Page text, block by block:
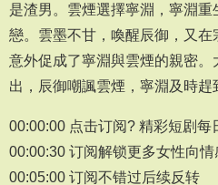
是渣男。雲煙選擇寧淵，寧淵
戀。雲墨不甘，喚醒辰御，又
意外促成了寧淵與雲煙的親密
出，辰御嘲諷雲煙，寧淵及時趕
00:00:00 点击订阅? 精彩短剧每
00:00:30 订阅解锁更多女性向情
00:05:00 订阅不错过后续反转